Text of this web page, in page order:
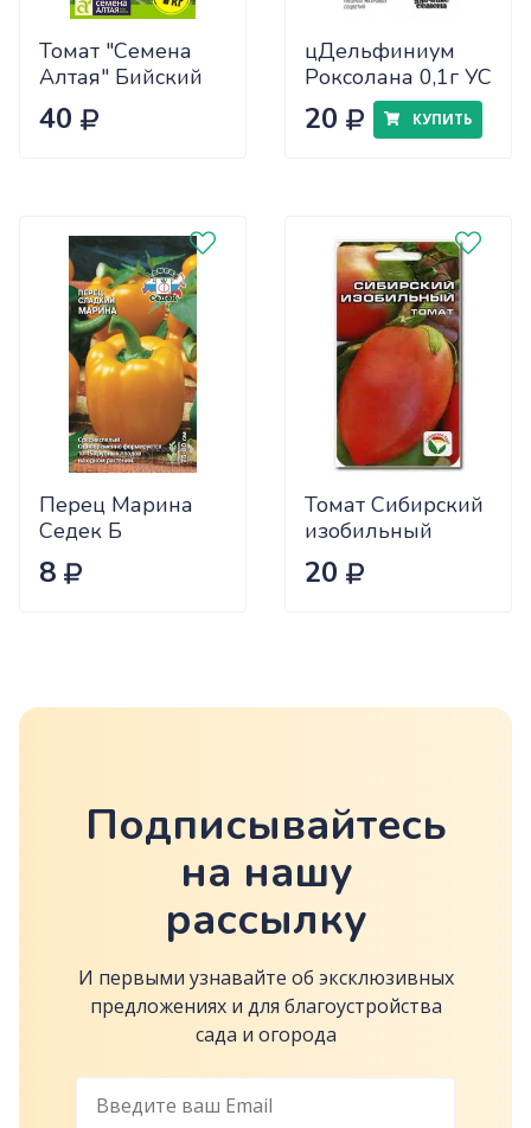
Томат "Семена
Алтая" Бийский
Розан 0,05
40
цДельфиниум
Роксолана 0,1г УС
20 КУПИТЬ
Перец Марина
Седек Б
8
Томат Сибирский
изобильный
Сиб.сад Ц
20
Подписывайтесь
на нашу
рассылку
И первыми узнавайте об эксклюзивных
предложениях и для благоустройства
сада и огорода